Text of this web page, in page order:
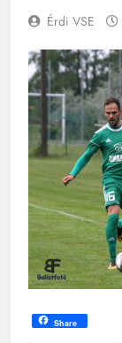
Érdi VSE
Share